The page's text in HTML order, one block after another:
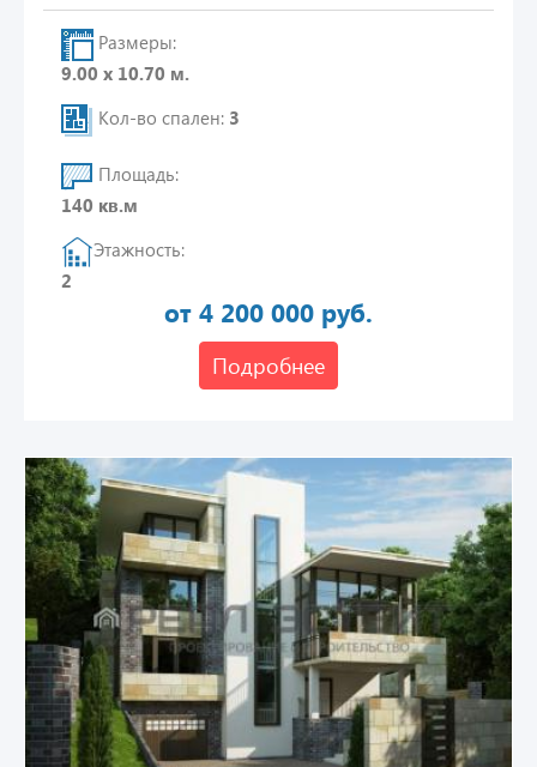
Размеры:
9.00 х 10.70 м.
Кол-во спален: 3
Площадь:
140 кв.м
Этажность:
2
от 4 200 000 руб.
Подробнее